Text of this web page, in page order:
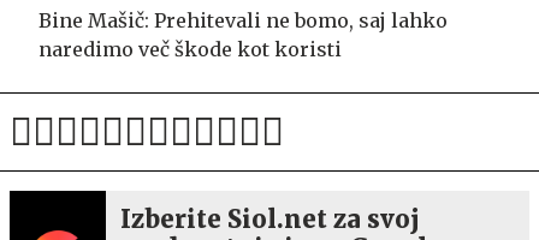
Bine Mašič: Prehitevali ne bomo, saj lahko
naredimo več škode kot koristi
Izberite Siol.net za svoj